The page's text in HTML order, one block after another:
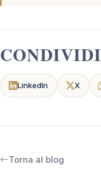
CONDIVIDI
LinkedIn X
Torna al blog